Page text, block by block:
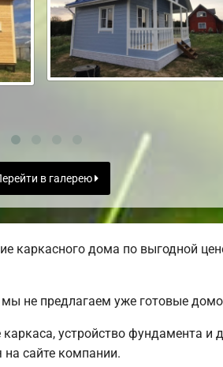
в галерею
каркасного дома по выгодной
не предлагаем уже готовые
устройство фундамента и
на сайте компании.